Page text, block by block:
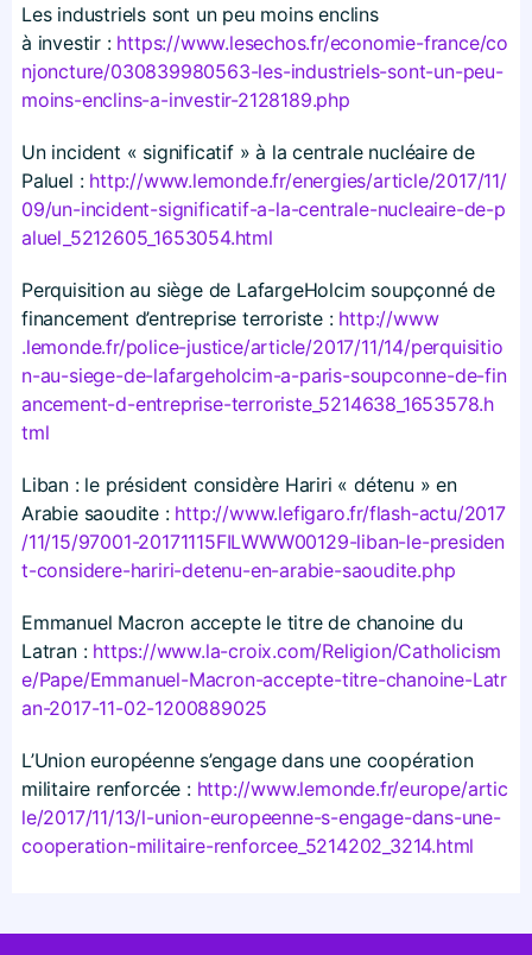
Les industriels sont un peu moins enclins
à investir : https://​www​.lesechos​.fr/​e​c​o​n​o​m​i​e​-​f​r​a​n​c​e​/​c​o​
n​j​o​n​c​t​u​r​e​/​0​3​0​8​3​9​9​8​0​5​6​3​-​l​e​s​-​i​n​d​u​s​t​r​i​e​l​s​-​s​o​n​t​-​u​n​-​p​e​u​-​
m​o​i​n​s​-​e​n​c​l​i​n​s​-​a​-​i​n​v​e​s​t​i​r​-​2​1​2​8​1​8​9​.​php
Un incident « significatif » à la centrale nucléaire de
Paluel : http://​www​.lemonde​.fr/​e​n​e​r​g​i​e​s​/​a​r​t​i​c​l​e​/​2​0​1​7​/​1​1​/​
0​9​/​u​n​-​i​n​c​i​d​e​n​t​-​s​i​g​n​i​f​i​c​a​t​i​f​-​a​-​l​a​-​c​e​n​t​r​a​l​e​-​n​u​c​l​e​a​i​r​e​-​d​e​-​p​
a​l​u​e​l​_​5​2​1​2​6​0​5​_​1​6​5​3​0​5​4​.​h​tml
Perquisition au siège de LafargeHolcim soupçonné de
financement d’entreprise terroriste : http://​www​
.lemonde​.fr/​p​o​l​i​c​e​-​j​u​s​t​i​c​e​/​a​r​t​i​c​l​e​/​2​0​1​7​/​1​1​/​1​4​/​p​e​r​q​u​i​s​i​t​i​o​
n​-​a​u​-​s​i​e​g​e​-​d​e​-​l​a​f​a​r​g​e​h​o​l​c​i​m​-​a​-​p​a​r​i​s​-​s​o​u​p​c​o​n​n​e​-​d​e​-​f​i​n​
a​n​c​e​m​e​n​t​-​d​-​e​n​t​r​e​p​r​i​s​e​-​t​e​r​r​o​r​i​s​t​e​_​5​2​1​4​6​3​8​_​1​6​5​3​5​7​8​.​h​
tml
Liban : le président considère Hariri « détenu » en
Arabie saoudite : http://​www​.lefigaro​.fr/​f​l​a​s​h​-​a​c​t​u​/​2​0​1​7​
/​1​1​/​1​5​/​9​7​0​0​1​-​2​0​1​7​1​1​1​5​F​I​L​W​W​W​0​0​1​2​9​-​l​i​b​a​n​-​l​e​-​p​r​e​s​i​d​e​n​
t​-​c​o​n​s​i​d​e​r​e​-​h​a​r​i​r​i​-​d​e​t​e​n​u​-​e​n​-​a​r​a​b​i​e​-​s​a​o​u​d​i​t​e​.​php
Emmanuel Macron accepte le titre de chanoine du
Latran : https://​www​.la​-croix​.com/​R​e​l​i​g​i​o​n​/​C​a​t​h​o​l​i​c​i​s​m​
e​/​P​a​p​e​/​E​m​m​a​n​u​e​l​-​M​a​c​r​o​n​-​a​c​c​e​p​t​e​-​t​i​t​r​e​-​c​h​a​n​o​i​n​e​-​L​a​t​r​
a​n​-​2​0​1​7​-​1​1​-​0​2​-​1​2​0​0​8​8​9​025
L’Union européenne s’engage dans une coopération
militaire renforcée : http://​www​.lemonde​.fr/​e​u​r​o​p​e​/​a​r​t​i​c​
l​e​/​2​0​1​7​/​1​1​/​1​3​/​l​-​u​n​i​o​n​-​e​u​r​o​p​e​e​n​n​e​-​s​-​e​n​g​a​g​e​-​d​a​n​s​-​u​n​e​-​
c​o​o​p​e​r​a​t​i​o​n​-​m​i​l​i​t​a​i​r​e​-​r​e​n​f​o​r​c​e​e​_​5​2​1​4​2​0​2​_​3​2​1​4​.​h​tml